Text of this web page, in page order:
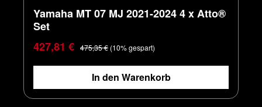
Yamaha MT 07 MJ 2021-2024 4 x Atto®
Set
Verkaufspreis:
427,81 € Regulärer Preis:
475,35 € (10% gespart)
In den Warenkorb